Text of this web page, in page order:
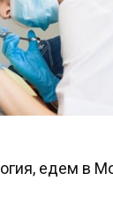
едем в